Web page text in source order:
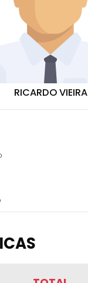
RICARDO VIEIRA